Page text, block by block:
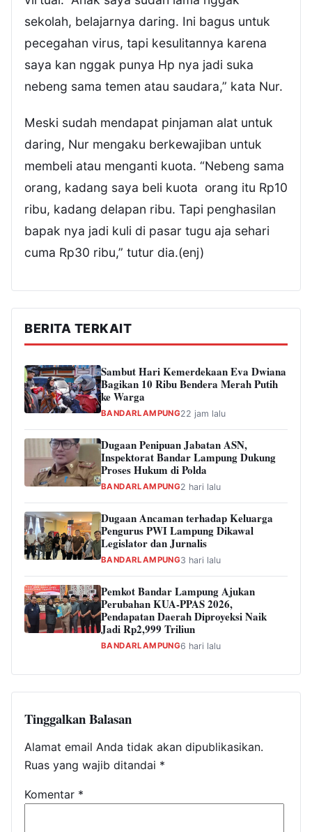
sekolah, belajarnya daring. Ini bagus untuk
pecegahan virus, tapi kesulitannya karena
saya kan nggak punya Hp nya jadi suka
nebeng sama temen atau saudara,” kata Nur.
Meski sudah mendapat pinjaman alat untuk
daring, Nur mengaku berkewajiban untuk
membeli atau menganti kuota. “Nebeng sama
orang, kadang saya beli kuota orang itu Rp10
ribu, kadang delapan ribu. Tapi penghasilan
bapak nya jadi kuli di pasar tugu aja sehari
cuma Rp30 ribu,” tutur dia.(enj)
BERITA TERKAIT
Sambut Hari Kemerdekaan Eva Dwiana
Bagikan 10 Ribu Bendera Merah Putih
ke Warga
BANDARLAMPUNG22 jam lalu
Dugaan Penipuan Jabatan ASN,
Inspektorat Bandar Lampung Dukung
Proses Hukum di Polda
BANDARLAMPUNG2 hari lalu
Dugaan Ancaman terhadap Keluarga
Pengurus PWI Lampung Dikawal
Legislator dan Jurnalis
BANDARLAMPUNG3 hari lalu
Pemkot Bandar Lampung Ajukan
Perubahan KUA-PPAS 2026,
Pendapatan Daerah Diproyeksi Naik
Jadi Rp2,999 Triliun
BANDARLAMPUNG6 hari lalu
Tinggalkan Balasan
Alamat email Anda tidak akan dipublikasikan.
Ruas yang wajib ditandai *
Komentar *